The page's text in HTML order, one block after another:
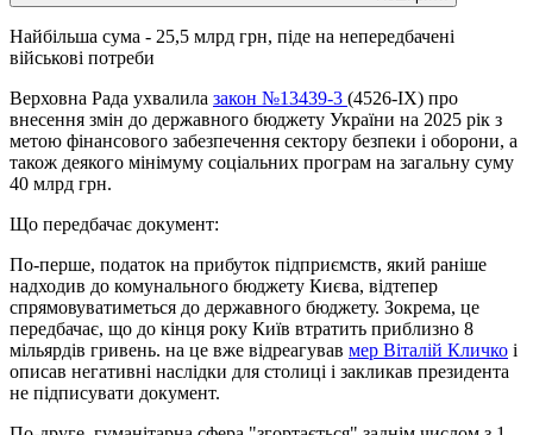
Найбільша сума - 25,5 млрд грн, піде на непередбачені
військові потреби
Верховна Рада ухвалила закон №13439-3 (4526-IX) про
внесення змін до державного бюджету України на 2025 рік з
метою фінансового забезпечення сектору безпеки і оборони, а
також деякого мінімуму соціальних програм на загальну суму
40 млрд грн.
Що передбачає документ:
По-перше, податок на прибуток підприємств, який раніше
надходив до комунального бюджету Києва, відтепер
спрямовуватиметься до державного бюджету. Зокрема, це
передбачає, що до кінця року Київ втратить приблизно 8
мільярдів гривень. на це вже відреагував мер Віталій Кличко і
описав негативні наслідки для столиці і закликав президента
не підписувати документ.